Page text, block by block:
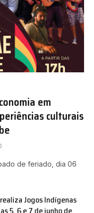
em
culturais
de feriado, dia 06
Jogos Indígenas